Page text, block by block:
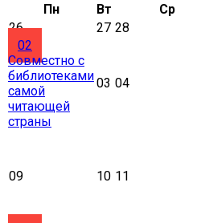
Пн
Вт Ср
26
27 28
02
Совместно с
библиотеками
самой
читающей
страны
03 04
09 10 11